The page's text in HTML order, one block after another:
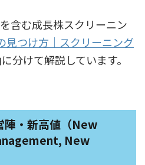
含む成長株スクリーニン
見つけ方｜スクリーニング
分けて解説しています。
・新高値（New
New